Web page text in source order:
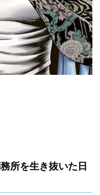
所を生き抜いた日